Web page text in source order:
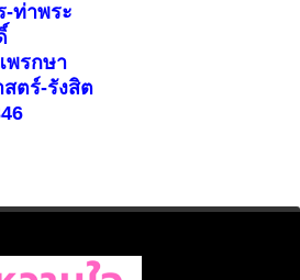
-ท่าพระ
พรกษา
ตร์-รังสิต